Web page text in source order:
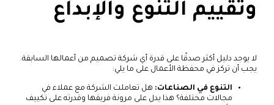
وتقييم التنوع والإبداع
لا يوجد دليل أكثر صدقًا على قدرة أي شركة تصميم من أعمالها السابقة.
يجب أن تركز في محفظة الأعمال على ما يلي:
التنوع في الصناعات: هل تعاملت الشركة مع عملاء في
مجالات مختلفة؟ هذا يدل على مرونة فريقها وقدرته على تكييف